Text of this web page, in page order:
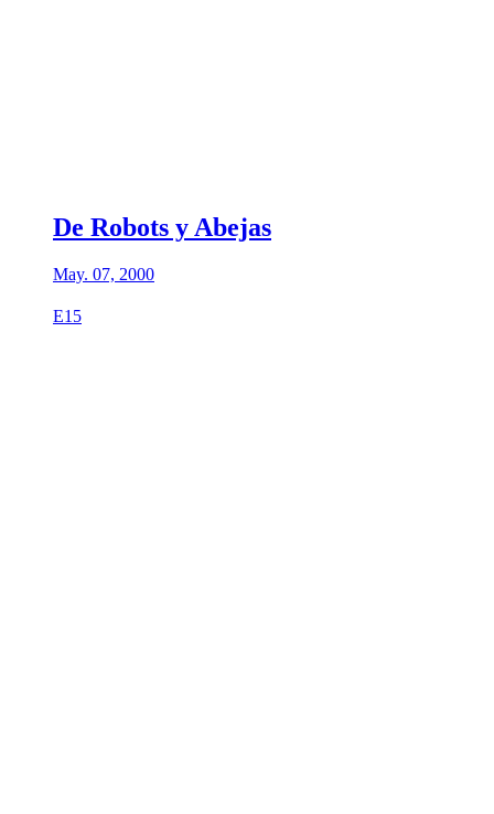
De Robots y Abejas
May. 07, 2000
E15